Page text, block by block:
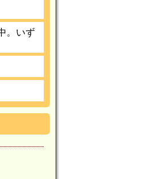
。いず